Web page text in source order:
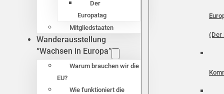
Der
Europatag
Mitgliedstaaten
Wanderausstellung
“Wachsen in Europa”
Warum brauchen wir die
EU?
Wie funktioniert die
(Der